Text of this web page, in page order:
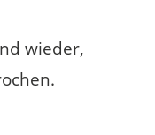
wieder,